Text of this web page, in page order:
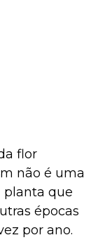
flor
não é uma
planta que
épocas
por ano.